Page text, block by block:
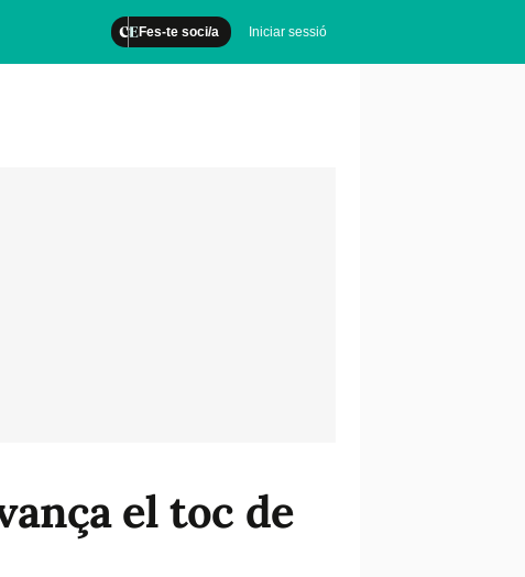
Fes-te soci/a Iniciar sessió
el toc de